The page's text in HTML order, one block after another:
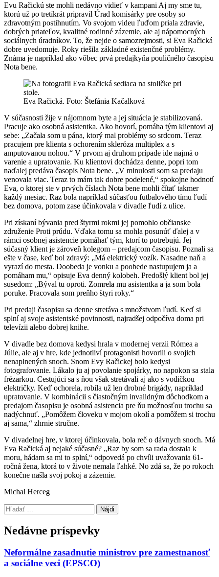
Evu Račickú ste mohli nedávno vidieť v kampani Aj my sme tu,
ktorú už po tretíkrát pripravil Úrad komisárky pre osoby so
zdravotným postihnutím. Vo svojom videu ľuďom priala zdravie,
dobrých priateľov, kvalitné rodinné zázemie, ale aj nápomocných
sociálnych úradníkov. To, že nejde o samozrejmosti, si Eva Račická
dobre uvedomuje. Roky riešila základné existenčné problémy.
Známa je napríklad ako vôbec prvá predajkyňa pouličného časopisu
Nota bene.
Eva Račická. Foto: Štefánia Kačalková
V súčasnosti žije v nájomnom byte a jej situácia je stabilizovaná.
Pracuje ako osobná asistentka. Ako hovorí, pomáha tým klientovi aj
sebe: „Začala som u pána, ktorý mal problémy so srdcom. Teraz
pracujem pre klienta s ochorením skleróza multiplex a s
amputovanou nohou.“ V prvom aj druhom prípade ide najmä o
varenie a upratovanie. Ku klientovi dochádza denne, popri tom
naďalej predáva časopis Nota bene. „V minulosti som sa predaju
venovala viac. Teraz to mám tak dobre podelené,“ spokojne hodnotí
Eva, o ktorej ste v prvých číslach Nota bene mohli čítať takmer
každý mesiac. Raz bola napríklad súčasťou futbalového tímu ľudí
bez domova, potom zase účinkovala v divadle ľudí z ulice.
Pri získaní bývania pred štyrmi rokmi jej pomohlo občianske
združenie Proti prúdu. Vďaka tomu sa mohla posunúť ďalej a v
rámci osobnej asistencie pomáhať tým, ktorí to potrebujú. Jej
súčasný klient je zároveň kolegom – predajcom časopisu. Poznali sa
ešte v čase, keď bol zdravý: „Má elektrický vozík. Nasadne naň a
vyrazí do mesta. Doobeda je vonku a poobede nastupujem ja a
pomáham mu,“ opisuje Eva denný kolobeh. Predošlý klient bol jej
susedom: „Býval tu oproti. Zomrela mu asistentka a ja som bola
poruke. Pracovala som preňho štyri roky.“
Pri predaji časopisu sa denne stretáva s množstvom ľudí. Keď si
splní aj svoje asistentské povinnosti, najradšej odpočíva doma pri
televízii alebo dobrej knihe.
V divadle bez domova kedysi hrala v modernej verzii Rómea a
Júlie, ale aj v hre, kde jednotliví protagonisti hovorili o svojich
nenaplnených snoch. Snom Evy Račickej bolo kedysi
fotografovanie. Lákalo ju aj povolanie spojárky, no napokon sa stala
frézarkou. Cestujúci sa s ňou však stretávali aj ako s vodičkou
električky. Keď ochorela, robila už len drobné brigády, napríklad
upratovanie. V kombinácii s čiastočným invalidným dôchodkom a
predajom časopisu je osobná asistencia pre ňu možnosťou trochu sa
nadýchnuť. „Pomôžem človeku v mojom okolí a pomôžem si trochu
aj sama,“ zhrnie stručne.
V divadelnej hre, v ktorej účinkovala, bola reč o dávnych snoch. Má
Eva Račická aj nejaké súčasné? „Raz by som sa rada dostala k
moru, hádam sa mi to splní,“ odpovedá po chvíli uvažovania 61-
ročná žena, ktorá to v živote nemala ľahké. No zdá sa, že po rokoch
konečne našla svoj pokoj a zázemie.
Michal Herceg
Preskočiť
späť
na
hlavnú
Hľadať:
Nedávne príspevky
Neformálne zasadnutie ministrov pre zamestnanosť
a sociálne veci (EPSCO)